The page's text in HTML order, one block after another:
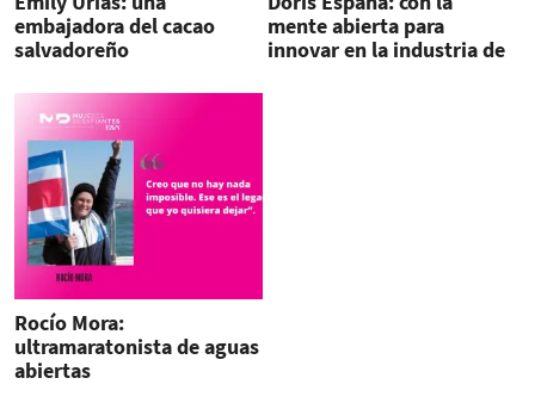
embajadora del cacao
salvadoreño
mente abierta para
innovar en la industria de
Rocío Mora:
ultramaratonista de aguas
abiertas